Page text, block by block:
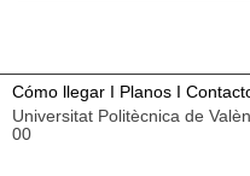
Cómo llegar I Planos I
Universitat Politècnica de
00